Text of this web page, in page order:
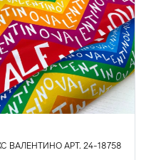
ВАЛЕНТИНО АРТ. 24-18758